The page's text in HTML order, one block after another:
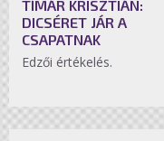
TÍMÁR KRISZTIÁN:
DICSÉRET JÁR A
CSAPATNAK
Edzői értékelés.